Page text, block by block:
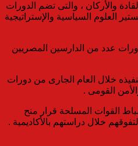
والأركان ، والتى تضم الدورات
، والدورة الخامسة لماجستير العلوم السياسية والإستراتيجية
وقوات دفاع جوى وضمت تلك الدورات عدد من الدارسين المصريين
خلال العام الجارى من دورات
القومى .
القوات المسلحة قرار منح
خلال دراستهم بالأكاديمية .